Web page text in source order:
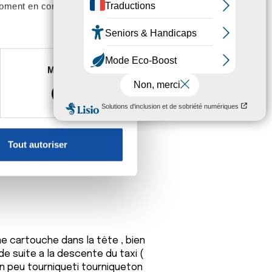
en consultant la
à plusieurs mètres près
reportez-vous à lasection «
sur les cookies.
Marketing
Tout autoriser
et mes pensées les plus positives
cartouche dans la tête , bien
suite a la descente du taxi (
peu tourniqueti tourniqueton